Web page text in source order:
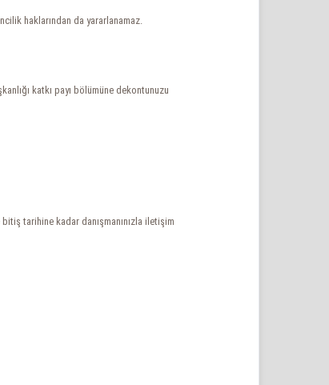
haklarından da yararlanamaz.
katkı payı bölümüne dekontunuzu
tarihine kadar danışmanınızla iletişim